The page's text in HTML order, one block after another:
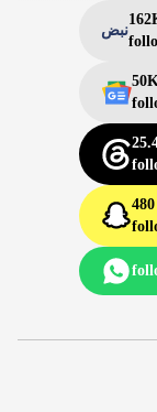
نبض
50K
480